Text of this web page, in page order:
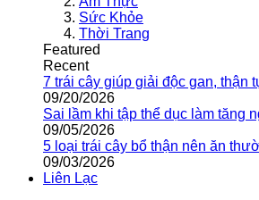
Sức Khỏe
Thời Trang
Featured
Recent
7 trái cây giúp giải độc gan, thận
09/20/2026
Sai lầm khi tập thể dục làm tăng
09/05/2026
5 loại trái cây bổ thận nên ăn
09/03/2026
Liên Lạc